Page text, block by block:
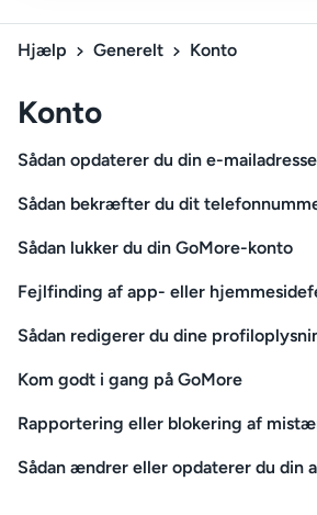
Hjælp Generelt Konto
Konto
Sådan opdaterer du din e-mailadresse
Sådan bekræfter du dit
Sådan lukker du din GoMore-konto
Fejlfinding af app- eller
Sådan redigerer du dine
Kom godt i gang på GoMore
Rapportering eller blokering af
Sådan ændrer eller opdaterer du din